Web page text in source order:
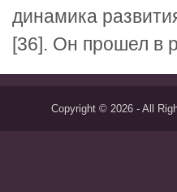
динамика
[36]. Он прошел в
Copyright © 2026 - All